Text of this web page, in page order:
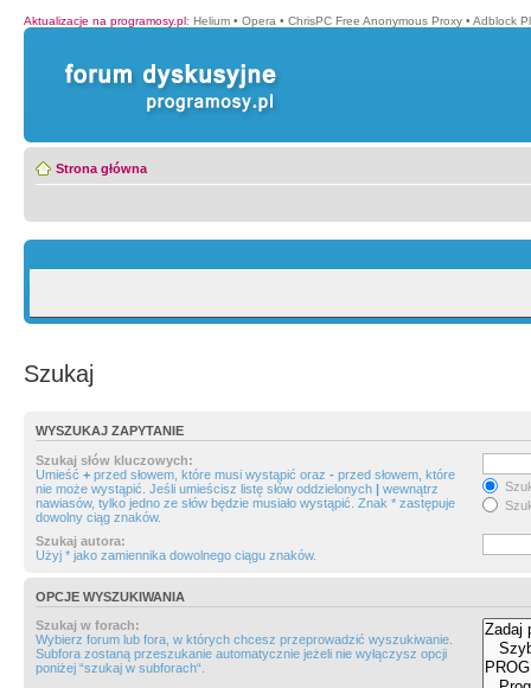
Aktualizacje na programosy.pl: Helium • Opera • ChrisPC Free Anonymous Proxy • Adblock
Strona główna
Szukaj
WYSZUKAJ ZAPYTANIE
Szukaj słów kluczowych:
Umieść + przed słowem, które musi wystąpić oraz - przed słowem, które
nie może wystąpić. Jeśli umieścisz listę słów oddzielonych | wewnątrz
nawiasów, tylko jedno ze słów będzie musiało wystąpić. Znak * zastępuje
dowolny ciąg znaków.
Szukaj autora:
Użyj * jako zamiennika dowolnego ciągu znaków.
OPCJE WYSZUKIWANIA
Szukaj w forach:
Wybierz forum lub fora, w których chcesz przeprowadzić wyszukiwanie.
Subfora zostaną przeszukanie automatycznie jeżeli nie wyłączysz opcji
poniżej “szukaj w subforach“.